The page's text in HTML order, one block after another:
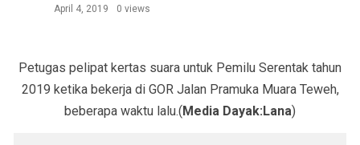
April 4, 2019 0 views
Petugas pelipat kertas suara untuk Pemilu Serentak tahun
2019 ketika bekerja di GOR Jalan Pramuka Muara Teweh,
beberapa waktu lalu.(Media Dayak:Lana)